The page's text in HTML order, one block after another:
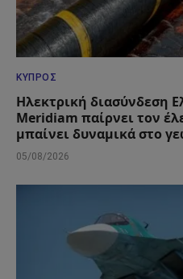
ΚΎΠΡΟΣ
Ηλεκτρική διασύνδεση
Meridiam παίρνει τον
μπαίνει δυναμικά στο
05/08/2026